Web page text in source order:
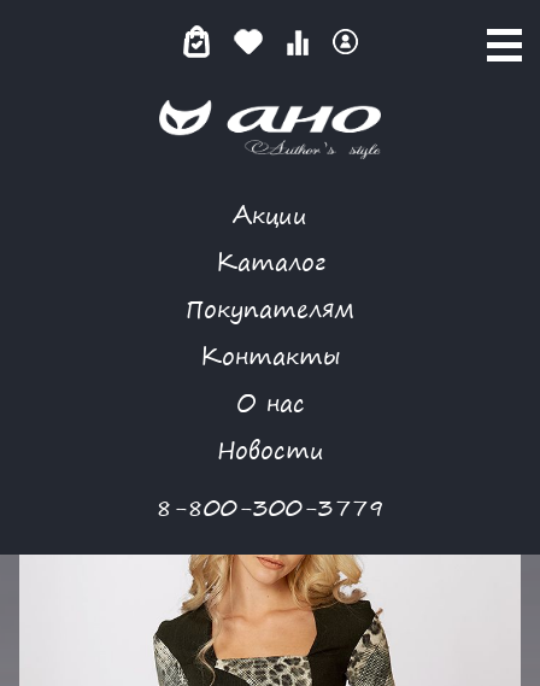
Акции
Каталог
Покупателям
Контакты
О нас
Новости
8-800-300-3779
МУАРОВЫЕ ТРОПИКИ